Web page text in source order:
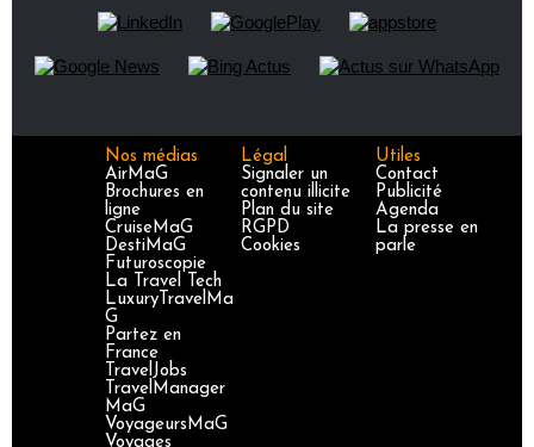
Nos médias
AirMaG
Brochures en
ligne
CruiseMaG
DestiMaG
Futuroscopie
La Travel Tech
LuxuryTravelMa
G
Partez en
France
TravelJobs
TravelManager
MaG
VoyageursMaG
Voyages
Légal
Signaler un
contenu illicite
Plan du site
RGPD
Cookies
Utiles
Contact
Publicité
Agenda
La presse en
parle